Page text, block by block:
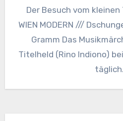
Der Besuch vom
WIEN MODERN ///
Gramm Das
Titelheld (Rino Indiono)